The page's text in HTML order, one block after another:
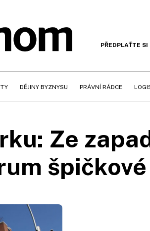
PŘEDPLAŤTE SI
DĚJINY BYZNYSU PRÁVNÍ RÁDCE
Ze